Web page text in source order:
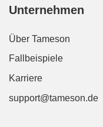
Unternehmen
Über Tameson
Fallbeispiele
Karriere
support@tameson.de